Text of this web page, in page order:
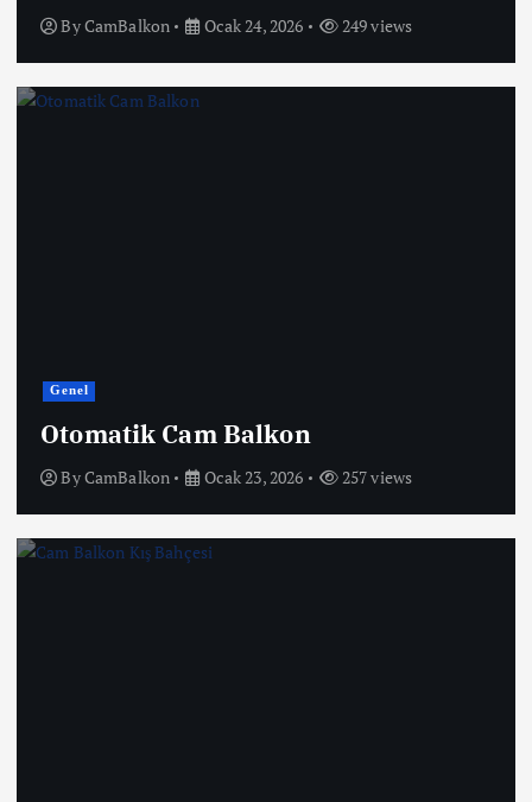
ByCamBalkon Ocak 24, 2026 249 views
Genel
Otomatik Cam Balkon
ByCamBalkon Ocak 23, 2026 257 views